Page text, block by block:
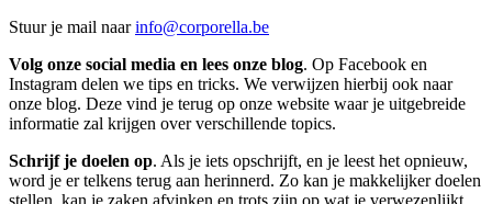
Stuur je mail naarinfo@corporella.be
Volg onze social media en lees onze blog. Op Facebook en
Instagram delen we tips en tricks. We verwijzen hierbij ook naar
onze blog. Deze vind je terug op onze website waar je uitgebreide
informatie zal krijgen over verschillende topics.
Schrijf je doelen op. Als je iets opschrijft, en je leest het opnieuw,
word je er telkens terug aan herinnerd. Zo kan je makkelijker doelen
stellen, kan je zaken afvinken en trots zijn op wat je verwezenlijkt